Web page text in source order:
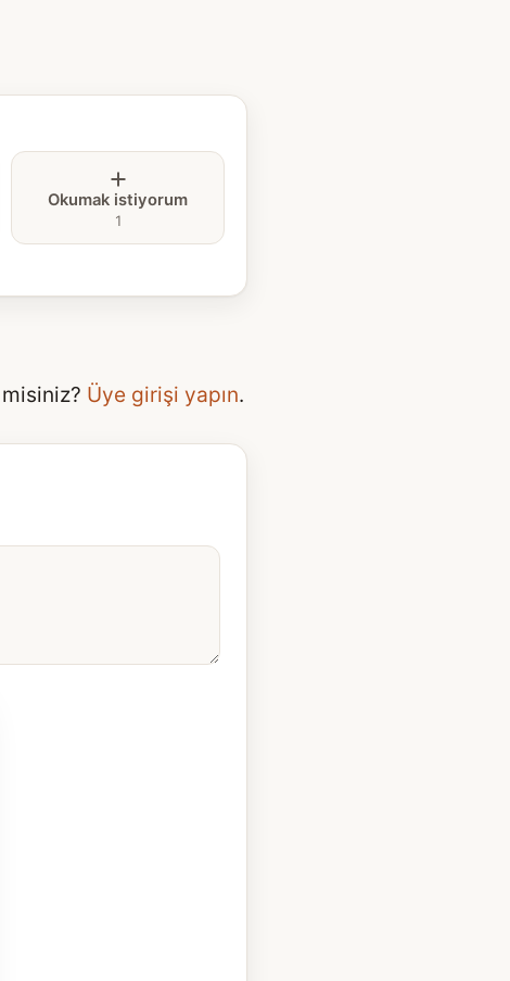
Okumak istiyorum
1
Üye girişi yapın.